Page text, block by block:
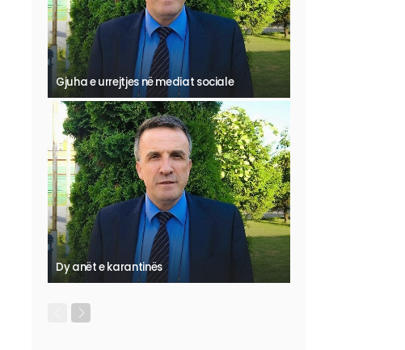
Gjuha e urrejtjes në mediat sociale
Dy anët e karantinës